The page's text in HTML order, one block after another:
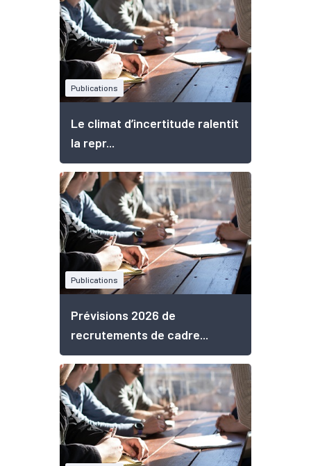
Publications
Le climat d’incertitude ralentit
la repr...
Publications
Prévisions 2026 de
recrutements de cadre...